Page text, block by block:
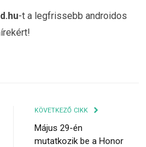
-t a legfrissebb androidos
KÖVETKEZŐ CIKK
Május 29-én
mutatkozik be a Honor